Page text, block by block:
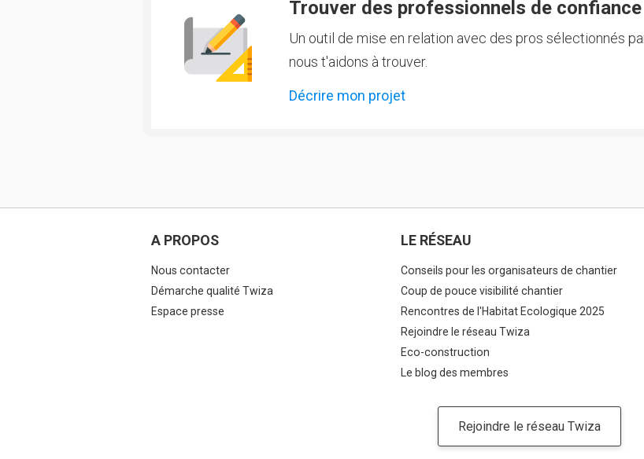
Trouver des professionnels de confiance
Un outil de mise en relation avec des pros sélectionnés
nous t'aidons à trouver.
Décrire mon projet
A PROPOS
Nous contacter
Démarche qualité Twiza
Espace presse
LE RÉSEAU
Conseils pour les organisateurs de chantier
Coup de pouce visibilité chantier
Rencontres de l'Habitat Ecologique 2025
Rejoindre le réseau Twiza
Eco-construction
Le blog des membres
Rejoindre le réseau Twiza